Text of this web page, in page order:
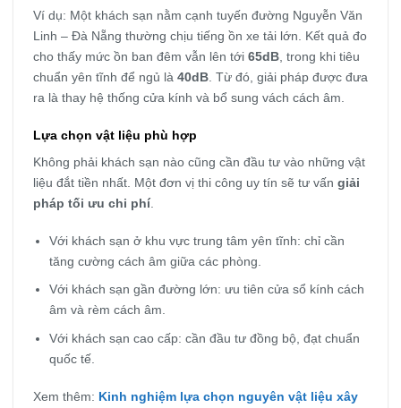
Ví dụ: Một khách sạn nằm cạnh tuyến đường Nguyễn Văn
Linh – Đà Nẵng thường chịu tiếng ồn xe tải lớn. Kết quả đo
cho thấy mức ồn ban đêm vẫn lên tới 65dB, trong khi tiêu
chuẩn yên tĩnh để ngủ là 40dB. Từ đó, giải pháp được đưa
ra là thay hệ thống cửa kính và bổ sung vách cách âm.
Lựa chọn vật liệu phù hợp
Không phải khách sạn nào cũng cần đầu tư vào những vật
liệu đắt tiền nhất. Một đơn vị thi công uy tín sẽ tư vấn giải
pháp tối ưu chi phí.
Với khách sạn ở khu vực trung tâm yên tĩnh: chỉ cần
tăng cường cách âm giữa các phòng.
Với khách sạn gần đường lớn: ưu tiên cửa sổ kính cách
âm và rèm cách âm.
Với khách sạn cao cấp: cần đầu tư đồng bộ, đạt chuẩn
quốc tế.
Xem thêm: Kinh nghiệm lựa chọn nguyên vật liệu xây